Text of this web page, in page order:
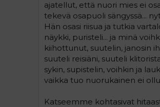
ajatellut, että nuori mies ei
tekevä osapuoli sängyssä...
Hän osasi riisua ja tutkia
näykki, puristeli... ja minä
kiihottunut, suutelin, janosin
suuteli reisiäni, suuteli
sykin, supistelin, voihkin ja
vaikka tuo nuorukainen ei
Katseemme kohtasivat